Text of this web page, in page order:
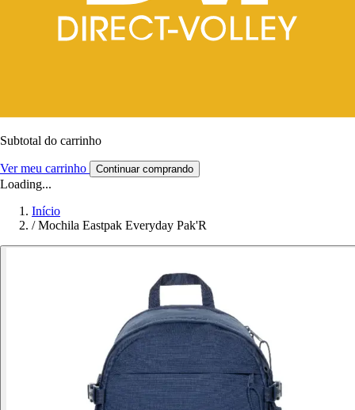
Subtotal do carrinho
Ver meu carrinho Continuar comprando
Loading...
Início
/ Mochila Eastpak Everyday Pak'R